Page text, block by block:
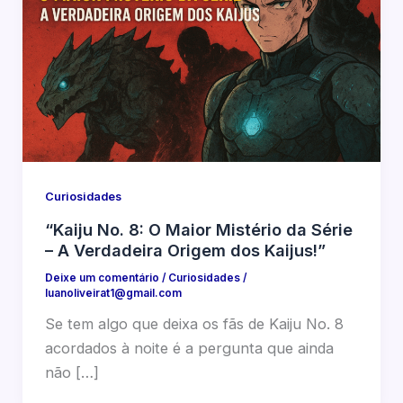
Curiosidades
“Kaiju No. 8: O Maior Mistério da Série
– A Verdadeira Origem dos Kaijus!”
Deixe um comentário / Curiosidades/
luanoliveirat1@gmail.com
Se tem algo que deixa os fãs de Kaiju No. 8
acordados à noite é a pergunta que ainda
não […]